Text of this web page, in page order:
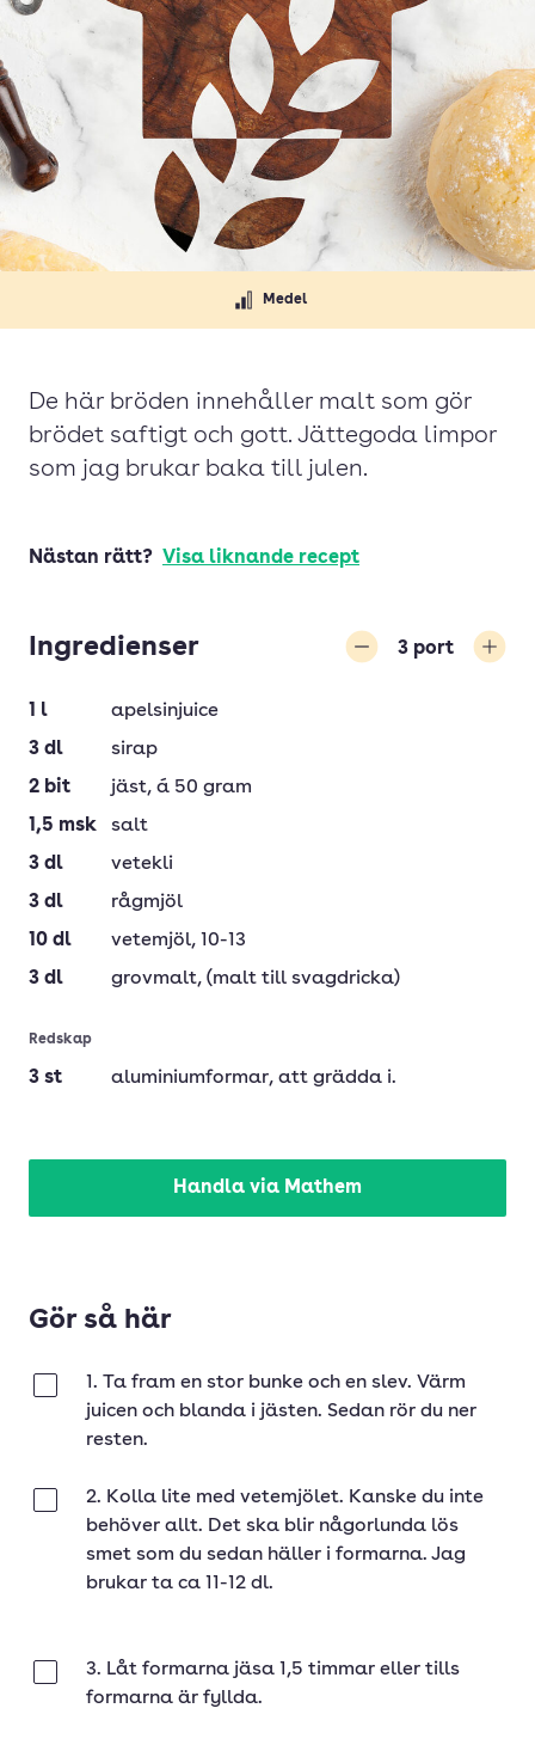
Medel
De här bröden innehåller malt som gör
brödet saftigt och gott. Jättegoda limpor
som jag brukar baka till julen.
Nästan rätt? Visa liknande recept
Ingredienser 3 port
1 l
apelsinjuice
3 dl
sirap
2 bit jäst, á 50 gram
1,5 msk
salt
3 dl
vetekli
3 dl
rågmjöl
10 dl vetemjöl, 10-13
3 dl grovmalt, (malt till svagdricka)
Redskap
3 st aluminiumformar, att grädda i.
Handla via Mathem
Gör så här
1. Ta fram en stor bunke och en slev. Värm
juicen och blanda i jästen. Sedan rör du ner
resten.
2. Kolla lite med vetemjölet. Kanske du inte
behöver allt. Det ska blir någorlunda lös
smet som du sedan häller i formarna. Jag
brukar ta ca 11-12 dl.
3. Låt formarna jäsa 1,5 timmar eller tills
formarna är fyllda.